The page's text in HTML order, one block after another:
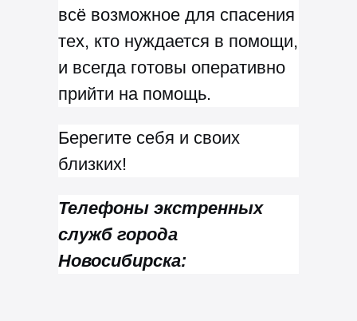
всё возможное для спасения
тех, кто нуждается в помощи,
и всегда готовы оперативно
прийти на помощь.
Берегите себя и своих
близких!
Телефоны экстренных
служб города
Новосибирска: